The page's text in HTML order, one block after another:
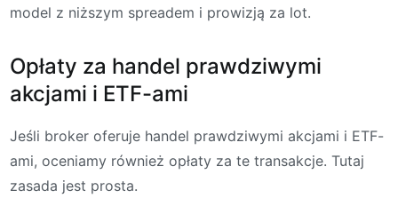
model z niższym spreadem i prowizją za lot.
Opłaty za handel prawdziwymi
akcjami i ETF-ami
Jeśli broker oferuje handel prawdziwymi akcjami i ETF-
ami, oceniamy również opłaty za te transakcje. Tutaj
zasada jest prosta.